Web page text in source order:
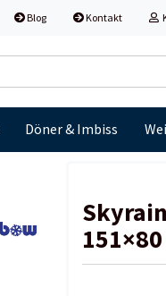
Blog Kontakt
Döner & Imbiss